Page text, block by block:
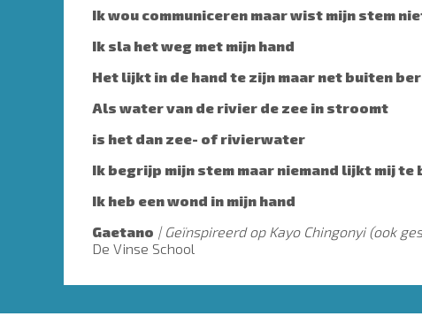
Ik wou communiceren maar wist mijn stem
Ik sla het weg met mijn hand
Het lijkt in de hand te zijn maar net buiten
Als water van de rivier de zee in stroomt
is het dan zee- of rivierwater
Ik begrijp mijn stem maar niemand lijkt mij te
Ik heb een wond in mijn hand
Gaetano
Geïnspireerd op Kayo Chingonyi (ook
De Vinse School